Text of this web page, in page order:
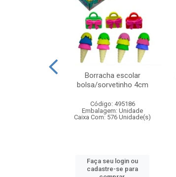
Borracha escolar
bolsa/sorvetinho 4cm
Código: 495186
Embalagem: Unidade
Caixa Com: 576 Unidade(s)
Faça seu login ou
cadastre-se para